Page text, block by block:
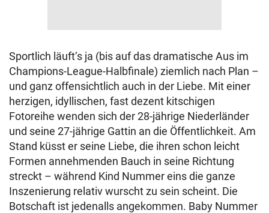
Sportlich läuft‘s ja (bis auf das dramatische Aus im
Champions-League-Halbfinale) ziemlich nach Plan –
und ganz offensichtlich auch in der Liebe. Mit einer
herzigen, idyllischen, fast dezent kitschigen
Fotoreihe wenden sich der 28-jährige Niederländer
und seine 27-jährige Gattin an die Öffentlichkeit. Am
Stand küsst er seine Liebe, die ihren schon leicht
Formen annehmenden Bauch in seine Richtung
streckt – während Kind Nummer eins die ganze
Inszenierung relativ wurscht zu sein scheint. Die
Botschaft ist jedenalls angekommen. Baby Nummer